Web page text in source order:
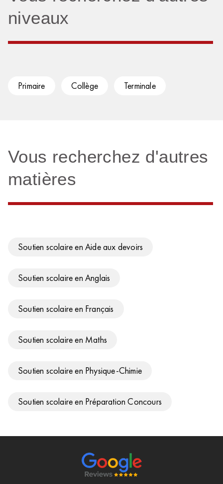
niveaux
Primaire Collège Terminale
Vous recherchez d'autres
matières
Soutien scolaire en Aide aux devoirs
Soutien scolaire en Anglais
Soutien scolaire en Français
Soutien scolaire en Maths
Soutien scolaire en Physique-Chimie
Soutien scolaire en Préparation Concours